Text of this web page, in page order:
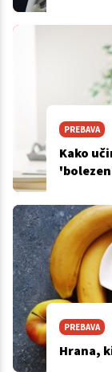
PREBAVA
Kako
PREBAVA
Hrana,